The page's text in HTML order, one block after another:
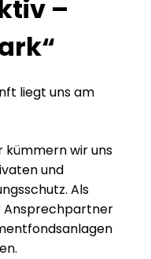
–
liegt uns am
kümmern wir uns
und
Als
Ansprechpartner